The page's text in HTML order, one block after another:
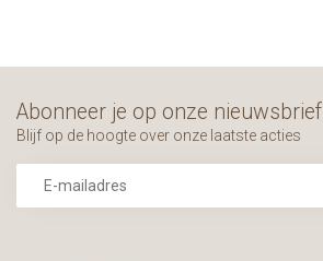
Abonneer je op onze nieuwsbrief
Blijf op de hoogte over onze laatste acties